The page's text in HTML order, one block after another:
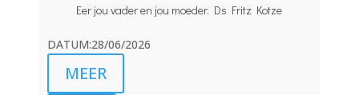
Eer jou vader en jou moeder. Ds Fritz Kotze
DATUM:28/06/2026
MEER